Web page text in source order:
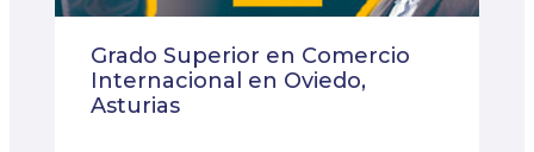
Grado Superior en Comercio
Internacional en Oviedo,
Asturias